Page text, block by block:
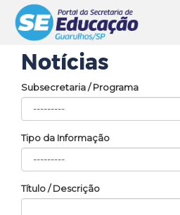
Notícias
Subsecretaria / Programa
Tipo da Informação
Título / Descrição